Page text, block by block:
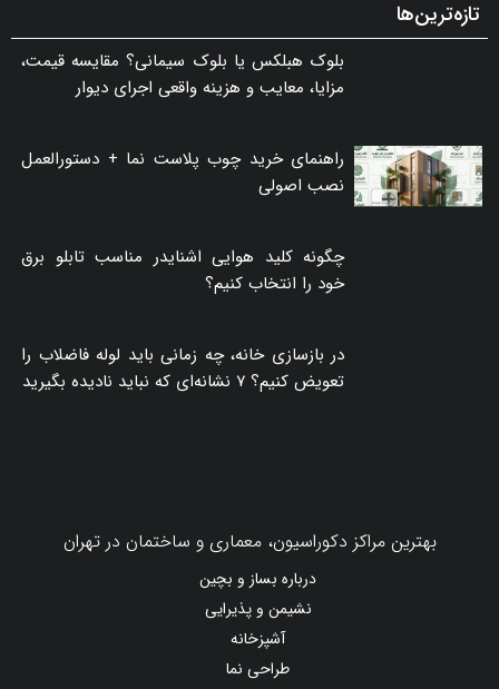
تازه‌ترین‌ها
بلوک هبلکس یا بلوک سیمانی؟ مقایسه قیمت،
مزایا، معایب و هزینه واقعی اجرای دیوار
راهنمای خرید چوب پلاست نما + دستورالعمل
نصب اصولی
چگونه کلید هوایی اشنایدر مناسب تابلو برق
خود را انتخاب کنیم؟
در بازسازی خانه، چه زمانی باید لوله فاضلاب را
تعویض کنیم؟ ۷ نشانه‌ای که نباید نادیده بگیرید
بهترین مراکز دکوراسیون، معماری و ساختمان در تهران
درباره بساز و بچین
نشیمن و پذیرایی
آشپزخانه
طراحی نما